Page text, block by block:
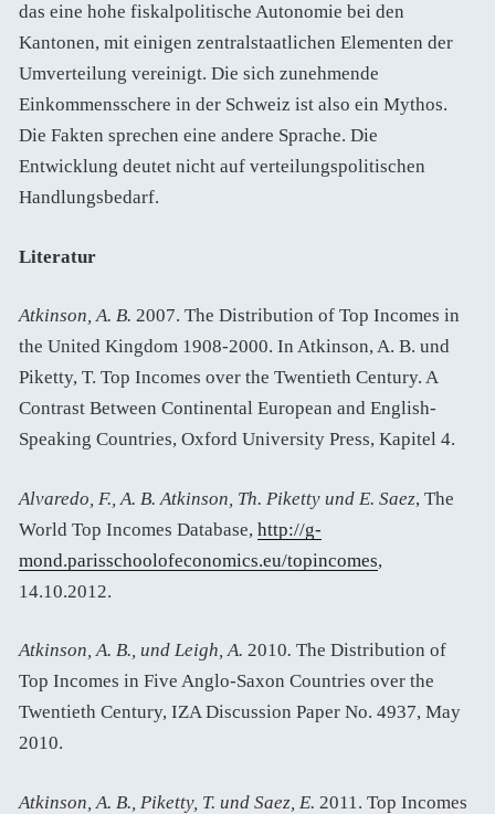
das eine hohe fiskalpolitische Autonomie bei den
Kantonen, mit einigen zentralstaatlichen Elementen der
Umverteilung vereinigt. Die sich zunehmende
Einkommensschere in der Schweiz ist also ein Mythos.
Die Fakten sprechen eine andere Sprache. Die
Entwicklung deutet nicht auf verteilungspolitischen
Handlungsbedarf.
Literatur
Atkinson, A. B. 2007. The Distribution of Top Incomes in
the United Kingdom 1908-2000. In Atkinson, A. B. und
Piketty, T. Top Incomes over the Twentieth Century. A
Contrast Between Continental European and English-
Speaking Countries, Oxford University Press, Kapitel 4.
Alvaredo, F., A. B. Atkinson, Th. Piketty und E. Saez, The
World Top Incomes Database, http://g-
mond.parisschoolofeconomics.eu/topincomes,
14.10.2012.
Atkinson, A. B., und Leigh, A. 2010. The Distribution of
Top Incomes in Five Anglo-Saxon Countries over the
Twentieth Century, IZA Discussion Paper No. 4937, May
2010.
Atkinson, A. B., Piketty, T. und Saez, E. 2011. Top Incomes